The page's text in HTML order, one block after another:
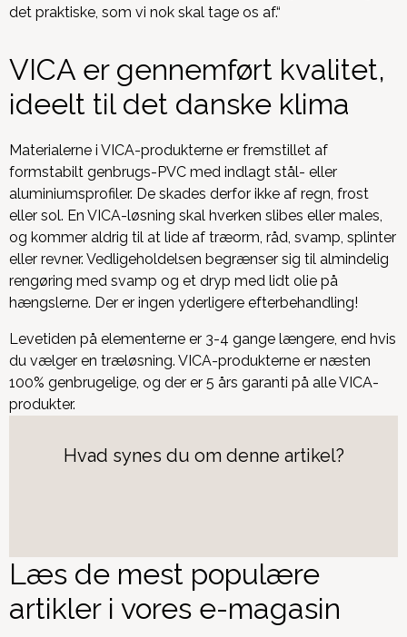
det praktiske, som vi nok skal tage os af.“
VICA er gennemført kvalitet,
ideelt til det danske klima
Materialerne i VICA-produkterne er fremstillet af
formstabilt genbrugs-PVC med indlagt stål- eller
aluminiumsprofiler. De skades derfor ikke af regn, frost
eller sol. En VICA-løsning skal hverken slibes eller males,
og kommer aldrig til at lide af træorm, råd, svamp, splinter
eller revner. Vedligeholdelsen begrænser sig til almindelig
rengøring med svamp og et dryp med lidt olie på
hængslerne. Der er ingen yderligere efterbehandling!
Levetiden på elementerne er 3-4 gange længere, end hvis
du vælger en træløsning. VICA-produkterne er næsten
100% genbrugelige, og der er 5 års garanti på alle VICA-
produkter.
Hvad synes du om denne artikel?
Læs de mest populære
artikler i vores e-magasin